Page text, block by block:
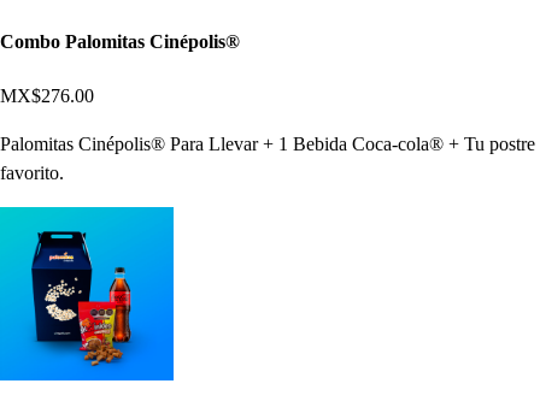
Combo Palomitas Cinépolis®
MX$276.00
Palomitas Cinépolis® Para Llevar + 1 Bebida Coca-cola® + Tu postre
favorito.